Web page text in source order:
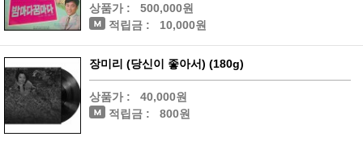
상품가 :
500,000원
적립금 :
10,000원
장미리 (당신이 좋아서) (180g)
상품가 :
40,000원
적립금 :
800원